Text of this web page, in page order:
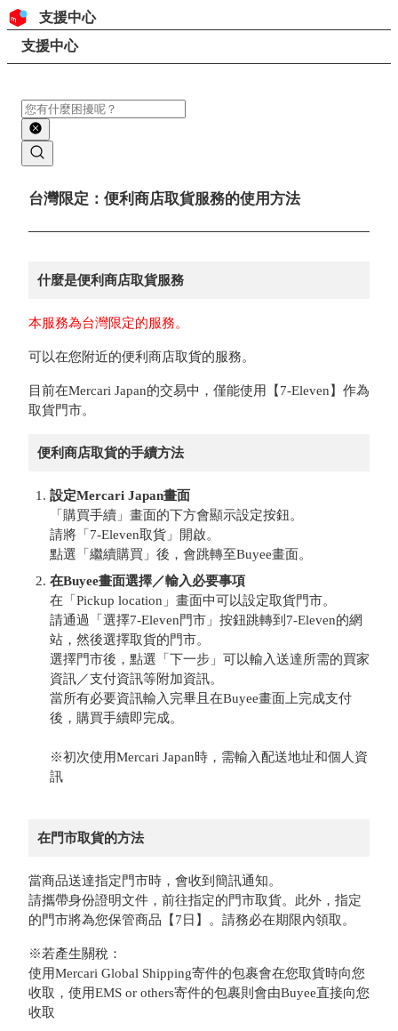
跳至內容
頁首支援中心
搜尋
頁面路徑
支援中心
搜尋
主要內容
台灣限定：便利商店取貨服務的使用方法
什麼是便利商店取貨服務
本服務為台灣限定的服務。
可以在您附近的便利商店取貨的服務。
目前在Mercari Japan的交易中，僅能使用【7-Eleven】作為
取貨門市。
便利商店取貨的手續方法
設定Mercari Japan畫面
「購買手續」畫面的下方會顯示設定按鈕。
請將「7-Eleven取貨」開啟。
點選「繼續購買」後，會跳轉至Buyee畫面。
在Buyee畫面選擇／輸入必要事項
在「Pickup location」畫面中可以設定取貨門市。
請通過「選擇7-Eleven門市」按鈕跳轉到7-Eleven的網
站，然後選擇取貨的門市。
選擇門市後，點選「下一步」可以輸入送達所需的買家
資訊／支付資訊等附加資訊。
當所有必要資訊輸入完畢且在Buyee畫面上完成支付
後，購買手續即完成。
※初次使用Mercari Japan時，需輸入配送地址和個人資
訊
在門市取貨的方法
當商品送達指定門市時，會收到簡訊通知。
請攜帶身份證明文件，前往指定的門市取貨。此外，指定
的門市將為您保管商品【7日】。請務必在期限內領取。
※若產生關稅：
使用Mercari Global Shipping寄件的包裹會在您取貨時向您
收取，使用EMS or others寄件的包裹則會由Buyee直接向您
收取